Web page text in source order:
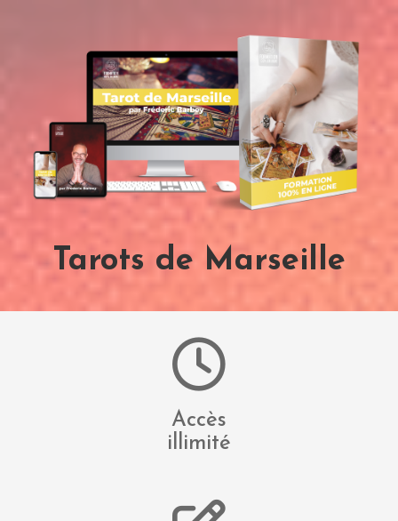
Tarots de Marseille
Accès
illimité